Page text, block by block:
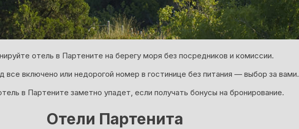
отель в Партените на берегу моря без посредников и комиссии.
все включено или недорогой номер в гостинице без питания — выбор за вами.
в Партените заметно упадет, если получать бонусы на бронирование.
Отели Партенита